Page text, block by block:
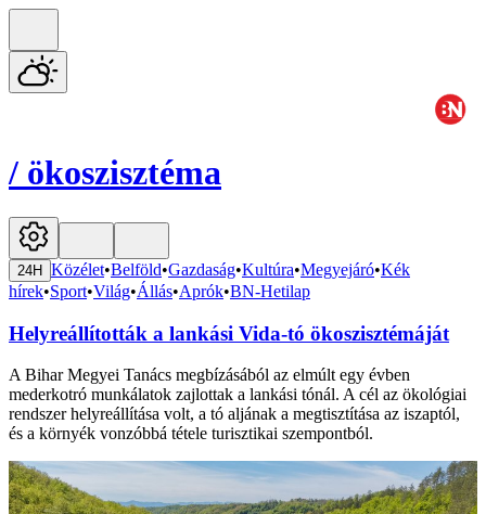
/ ökoszisztéma
24H Közélet•Belföld•Gazdaság•Kultúra•Megyejáró•Kék
hírek•Sport•Világ•Állás•Aprók•BN-Hetilap
Helyreállították a lankási Vida-tó ökoszisztémáját
A Bihar Megyei Tanács megbízásából az elmúlt egy évben
mederkotró munkálatok zajlottak a lankási tónál. A cél az ökológiai
rendszer helyreállítása volt, a tó aljának a megtisztítása az iszaptól,
és a környék vonzóbbá tétele turisztikai szempontból.